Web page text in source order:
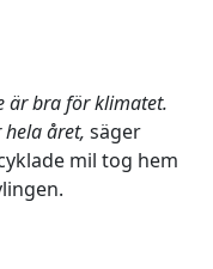
är bra för klimatet.
året, säger
mil tog hem